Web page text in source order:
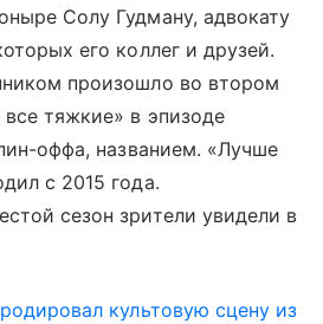
Солу Гудману, адвокату
его коллег и друзей.
произошло во втором
тяжкие» в эпизоде
оффа, названием. «Лучше
с 2015 года.
сезон зрители увидели в
культовую сцену из